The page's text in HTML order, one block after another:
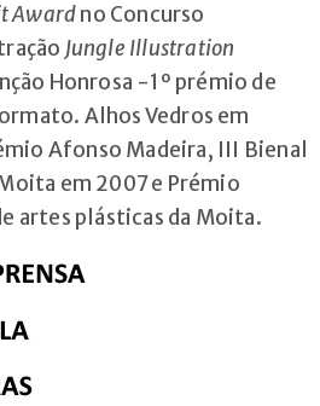
Awardno Concurso
Jungle Illustration
Honrosa -1º prémio de
Alhos Vedros em
Afonso Madeira, III Bienal
em 2007 e Prémio
artes plásticas da Moita.